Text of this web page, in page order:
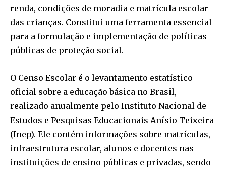
renda, condições de moradia e matrícula escolar
das crianças. Constitui uma ferramenta essencial
para a formulação e implementação de políticas
públicas de proteção social.
O Censo Escolar é o levantamento estatístico
oficial sobre a educação básica no Brasil,
realizado anualmente pelo Instituto Nacional de
Estudos e Pesquisas Educacionais Anísio Teixeira
(Inep). Ele contém informações sobre matrículas,
infraestrutura escolar, alunos e docentes nas
instituições de ensino públicas e privadas, sendo